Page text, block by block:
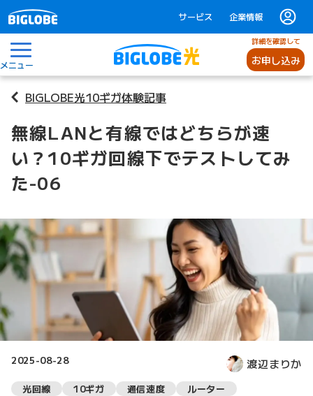
サービス 企業情報
メニュー
詳細を確認して
お申し込み
BIGLOBE光10ギガ体験記事
無線LANと有線ではどちらが速
い？10ギガ回線下でテストしてみ
た-06
2025-08-28 渡辺まりか
光回線 10ギガ 通信速度 ルーター